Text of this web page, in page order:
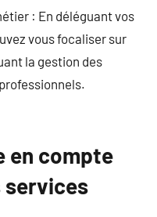
: En déléguant vos
vous focaliser sur
la gestion des
en compte
services